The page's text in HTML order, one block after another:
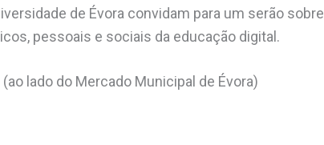
de Évora convidam para um serão sobre
pessoais e sociais da educação digital.
lado do Mercado Municipal de Évora)